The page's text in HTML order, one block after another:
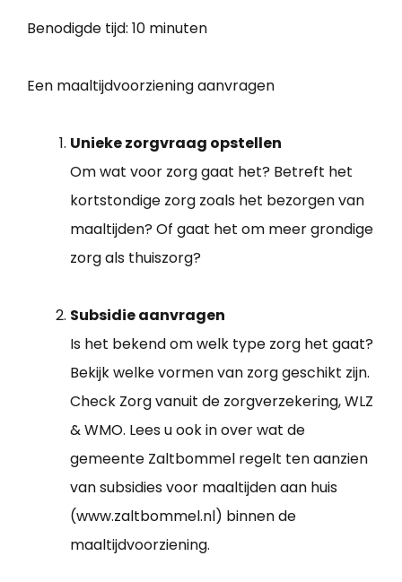
Benodigde tijd: 10 minuten
Een maaltijdvoorziening aanvragen
Unieke zorgvraag opstellen
Om wat voor zorg gaat het? Betreft het
kortstondige zorg zoals het bezorgen van
maaltijden? Of gaat het om meer grondige
zorg als thuiszorg?
Subsidie aanvragen
Is het bekend om welk type zorg het gaat?
Bekijk welke vormen van zorg geschikt zijn.
Check Zorg vanuit de zorgverzekering, WLZ
& WMO. Lees u ook in over wat de
gemeente Zaltbommel regelt ten aanzien
van subsidies voor maaltijden aan huis
(www.zaltbommel.nl) binnen de
maaltijdvoorziening.